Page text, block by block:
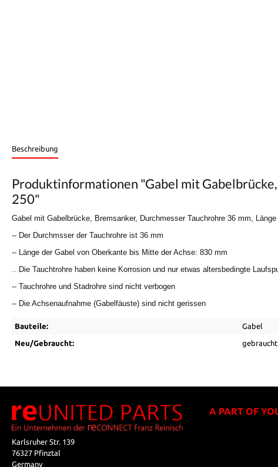
Beschreibung
Produktinformationen "Gabel mit
250"
Gabel mit Gabelbrücke, Bremsanker, Durchmesser Tauchrohre 36 mm,
-- Der Durchmsser der Tauchrohre ist 36 mm
-- Länge der Gabel von Oberkante bis Mitte der Achse: 830 mm
.. Die Tauchtrohre haben keine Korrosion und nur etwas altersbedingte
-- Tauchrohre und Stadrohre sind nicht verbogen
-- Die Achsenaufnahme (Gabelfäuste) sind nicht gerissen
Bauteile: Gabel
Neu/Gebraucht: gebraucht
Karlsruher Str. 139
76327 Pfinztal
Germany
A PART OF